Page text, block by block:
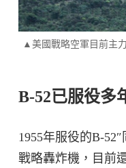
▲美國戰略空軍目前主
B-52已服役多
1955年服役的B-52″
戰略轟炸機，目前